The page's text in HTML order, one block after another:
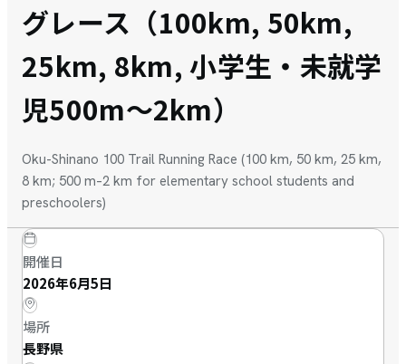
グレース（100km, 50km,
25km, 8km, 小学生・未就学
児500m～2km）
Oku-Shinano 100 Trail Running Race (100 km, 50 km, 25 km,
8 km; 500 m–2 km for elementary school students and
preschoolers)
開催日
2026年6月5日
場所
長野県